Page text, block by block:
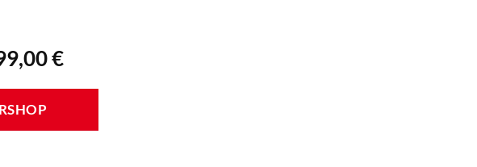
€
€Aktueller